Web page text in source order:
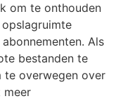
om te onthouden
Als
bestanden te
te overwegen over
meer